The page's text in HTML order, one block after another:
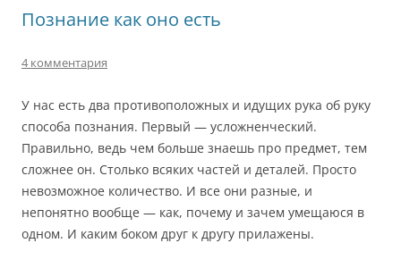
Познание как оно есть
4 комментария
У нас есть два противоположных и идущих рука об руку
способа познания. Первый — усложненческий.
Правильно, ведь чем больше знаешь про предмет, тем
сложнее он. Столько всяких частей и деталей. Просто
невозможное количество. И все они разные, и
непонятно вообще — как, почему и зачем умещаюся в
одном. И каким боком друг к другу прилажены.